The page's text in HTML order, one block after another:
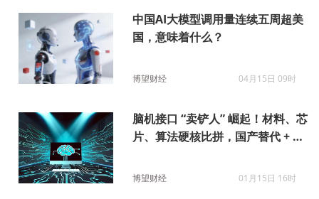
中国AI大模型调用量连续五周超美
国，意味着什么？
博望财经 04月15日 09时
脑机接口 “卖铲人” 崛起！材料、芯
片、算法硬核比拼，国产替代 + 量
博望财经 01月15日 16时